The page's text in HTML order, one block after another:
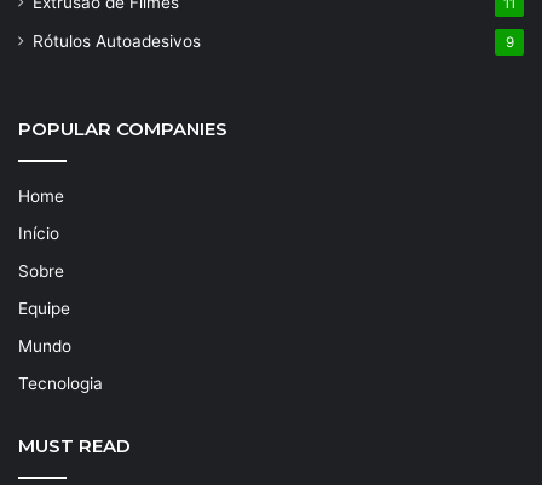
Rótulos Autoadesivos 9
POPULAR COMPANIES
Home
Início
Sobre
Equipe
Mundo
Tecnologia
MUST READ